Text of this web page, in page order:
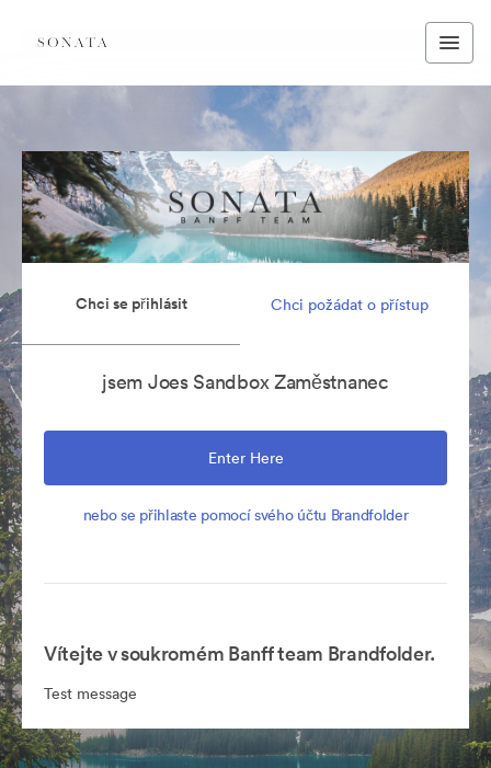
Chci se přihlásit Chci požádat o přístup
jsem Joes Sandbox Zaměstnanec
Enter Here
nebo se přihlaste pomocí svého účtu Brandfolder
Vítejte v soukromém Banff team Brandfolder.
Test message